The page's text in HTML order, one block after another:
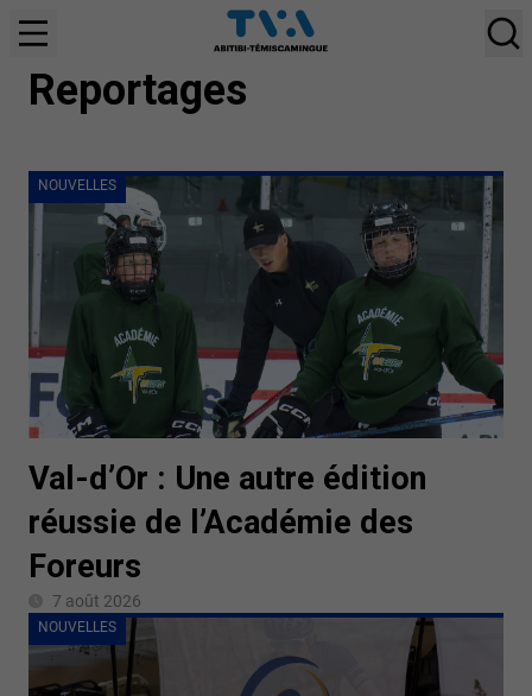
Reportages
NOUVELLES
Val-d’Or : Une autre édition
réussie de l’Académie des
Foreurs
7 août 2026
NOUVELLES